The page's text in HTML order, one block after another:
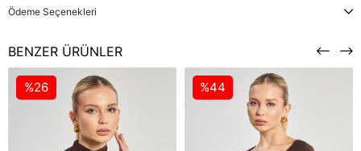
Ödeme Seçenekleri
BENZER ÜRÜNLER
%26 %44